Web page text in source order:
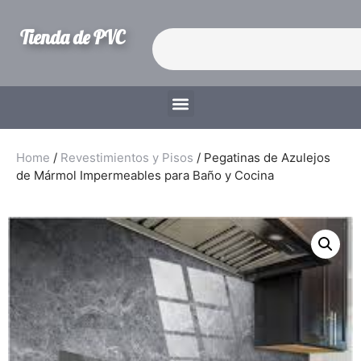
Tienda de PVC
Home / Revestimientos y Pisos / Pegatinas de Azulejos
de Mármol Impermeables para Baño y Cocina